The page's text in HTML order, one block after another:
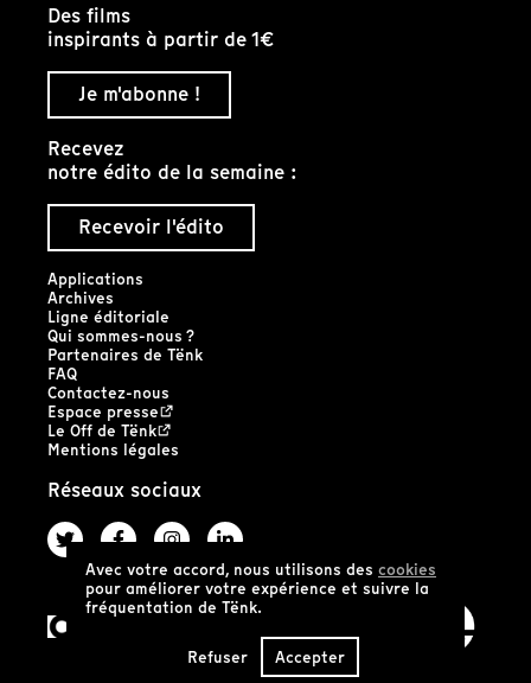
Avec votre accord, nous utilisons des cookies
pour améliorer votre expérience et suivre la
fréquentation de Tënk.
Refuser Accepter
Des films
inspirants à partir de 1€
Je m'abonne !
Recevez
notre édito de la semaine :
Recevoir l'édito
Applications
Archives
Ligne éditoriale
Qui sommes-nous ?
Partenaires de Tënk
FAQ
Contactez-nous
Espace presse
Le Off de Tënk
Mentions légales
Réseaux sociaux